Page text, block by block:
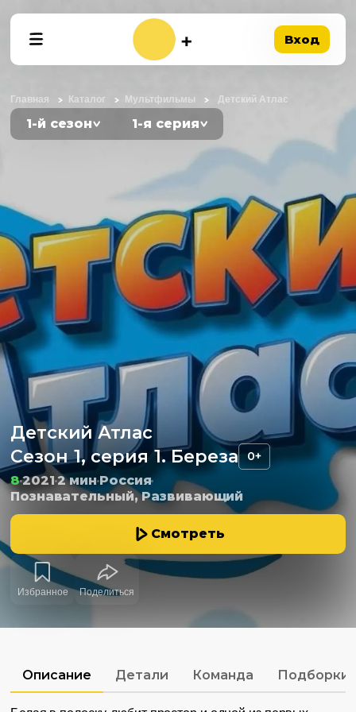
Вход
Главная Каталог Мультфильмы Детский Атлас
1-й сезон 1-я серия
Детский Атлас
Сезон 1, серия 1. Береза
0+
820212 мин Россия
Познавательный, Развивающий
Смотреть
Избранное Поделиться
Описание Детали Команда Подборки